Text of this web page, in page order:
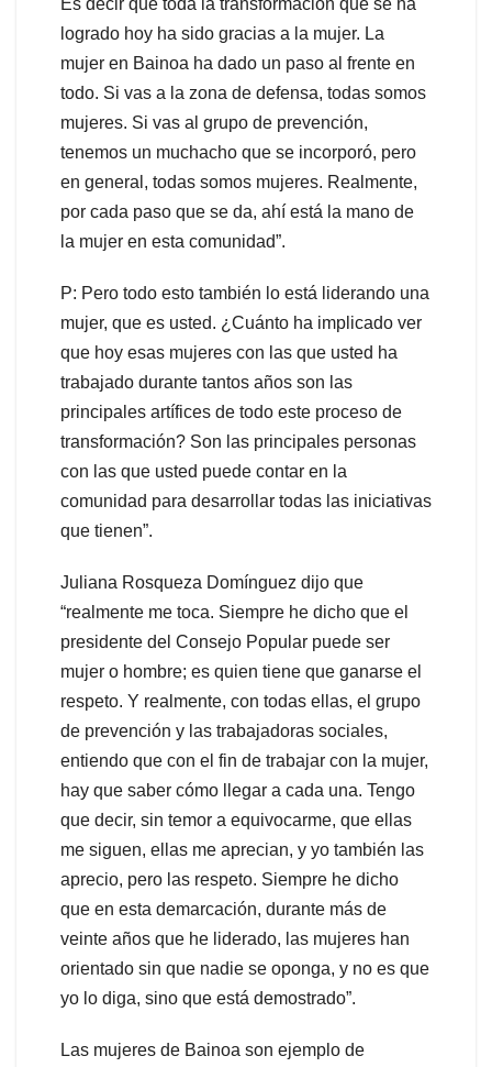
Es decir que toda la transformación que se ha
logrado hoy ha sido gracias a la mujer. La
mujer en Bainoa ha dado un paso al frente en
todo. Si vas a la zona de defensa, todas somos
mujeres. Si vas al grupo de prevención,
tenemos un muchacho que se incorporó, pero
en general, todas somos mujeres. Realmente,
por cada paso que se da, ahí está la mano de
la mujer en esta comunidad”.
P: Pero todo esto también lo está liderando una
mujer, que es usted. ¿Cuánto ha implicado ver
que hoy esas mujeres con las que usted ha
trabajado durante tantos años son las
principales artífices de todo este proceso de
transformación? Son las principales personas
con las que usted puede contar en la
comunidad para desarrollar todas las iniciativas
que tienen”.
Juliana Rosqueza Domínguez dijo que
“realmente me toca. Siempre he dicho que el
presidente del Consejo Popular puede ser
mujer o hombre; es quien tiene que ganarse el
respeto. Y realmente, con todas ellas, el grupo
de prevención y las trabajadoras sociales,
entiendo que con el fin de trabajar con la mujer,
hay que saber cómo llegar a cada una. Tengo
que decir, sin temor a equivocarme, que ellas
me siguen, ellas me aprecian, y yo también las
aprecio, pero las respeto. Siempre he dicho
que en esta demarcación, durante más de
veinte años que he liderado, las mujeres han
orientado sin que nadie se oponga, y no es que
yo lo diga, sino que está demostrado”.
Las mujeres de Bainoa son ejemplo de